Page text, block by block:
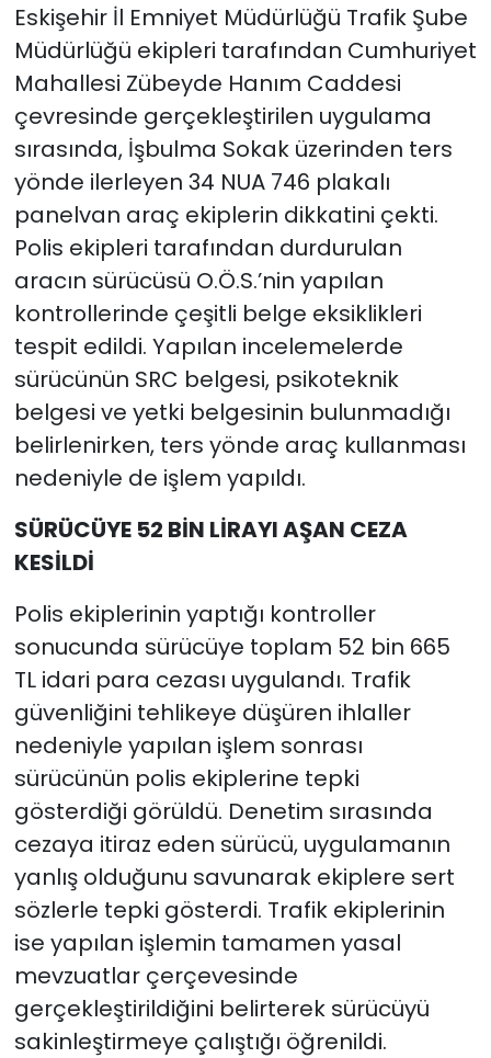
Eskişehir İl Emniyet Müdürlüğü Trafik Şube
Müdürlüğü ekipleri tarafından Cumhuriyet
Mahallesi Zübeyde Hanım Caddesi
çevresinde gerçekleştirilen uygulama
sırasında, İşbulma Sokak üzerinden ters
yönde ilerleyen 34 NUA 746 plakalı
panelvan araç ekiplerin dikkatini çekti.
Polis ekipleri tarafından durdurulan
aracın sürücüsü O.Ö.S.’nin yapılan
kontrollerinde çeşitli belge eksiklikleri
tespit edildi. Yapılan incelemelerde
sürücünün SRC belgesi, psikoteknik
belgesi ve yetki belgesinin bulunmadığı
belirlenirken, ters yönde araç kullanması
nedeniyle de işlem yapıldı.
SÜRÜCÜYE 52 BİN LİRAYI AŞAN CEZA
KESİLDİ
Polis ekiplerinin yaptığı kontroller
sonucunda sürücüye toplam 52 bin 665
TL idari para cezası uygulandı. Trafik
güvenliğini tehlikeye düşüren ihlaller
nedeniyle yapılan işlem sonrası
sürücünün polis ekiplerine tepki
gösterdiği görüldü. Denetim sırasında
cezaya itiraz eden sürücü, uygulamanın
yanlış olduğunu savunarak ekiplere sert
sözlerle tepki gösterdi. Trafik ekiplerinin
ise yapılan işlemin tamamen yasal
mevzuatlar çerçevesinde
gerçekleştirildiğini belirterek sürücüyü
sakinleştirmeye çalıştığı öğrenildi.